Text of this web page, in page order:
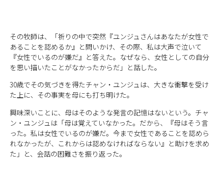
その牧師は、「祈りの中で突然『ユンジュさんはあなたが女性で
あることを認めるか』と問いかけ、その際、私は大声で泣いて
『女性でいるのが嫌だ』と答えた。なぜなら、女性としての自分
を思い描いたことがなかったからだ」と話した。
30歳でその気づきを得たチャン・ユンジュは、大きな衝撃を受け
た上に、その事実を母にも打ち明けた。
興味深いことに、母はそのような発言の記憶はないという。チャ
ン・ユンジュは「母は覚えていなかった。だから、『母はそう言
った。私は女性でいるのが嫌だ。今まで女性であることを認めら
れなかったが、これからは認めなければならない』と助けを求め
た」と、会話の困難さを振り返った。